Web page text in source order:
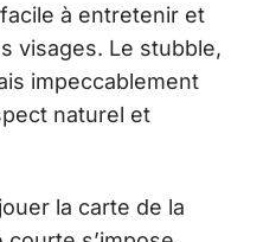
à entretenir et
visages. Le stubble,
impeccablement
naturel et
la carte de la